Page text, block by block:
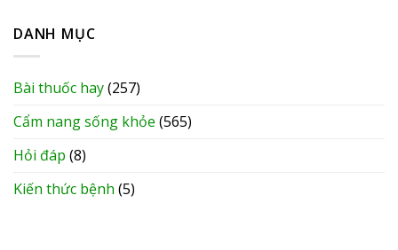
DANH MỤC
Bài thuốc hay(257)
Cẩm nang sống khỏe (565)
Hỏi đáp (8)
Kiến thức bệnh (5)